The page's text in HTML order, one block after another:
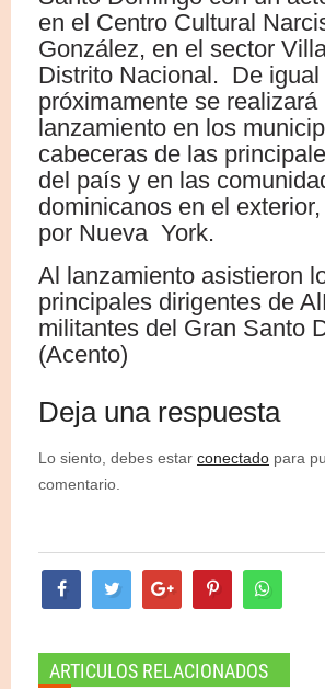
en el Centro Cultural
González, en el sector
Distrito Nacional. De igual
próximamente se realizará
lanzamiento en los
cabeceras de las
del país y en las
dominicanos en el
por Nueva York.
Al lanzamiento asistieron
principales dirigentes de
militantes del Gran Santo
(Acento)
Deja una respuesta
Lo siento, debes estar conectado para
comentario.
ARTICULOS RELACIONADOS